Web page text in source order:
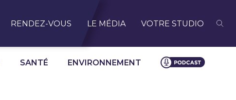
RENDEZ-VOUS LE MÉDIA VOTRE STUDIO
SANTÉ ENVIRONNEMENT